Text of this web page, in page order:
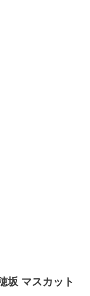
坂 マスカット